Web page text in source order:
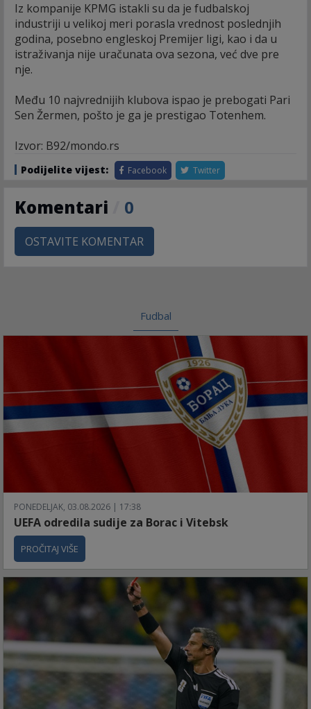
Iz kompanije KPMG istakli su da je fudbalskoj
industriji u velikoj meri porasla vrednost poslednjih
godina, posebno engleskoj Premijer ligi, kao i da u
istraživanja nije uračunata ova sezona, već dve pre
nje.
Među 10 najvrednijih klubova ispao je prebogati Pari
Sen Žermen, pošto je ga je prestigao Totenhem.
Izvor: B92/mondo.rs
Podijelite vijest: Facebook Twitter
Komentari 0
OSTAVITE KOMENTAR
Fudbal
PONEDELJAK, 03.08.2026 | 17:38
UEFA odredila sudije za Borac i Vitebsk
PROČITAJ VIŠE